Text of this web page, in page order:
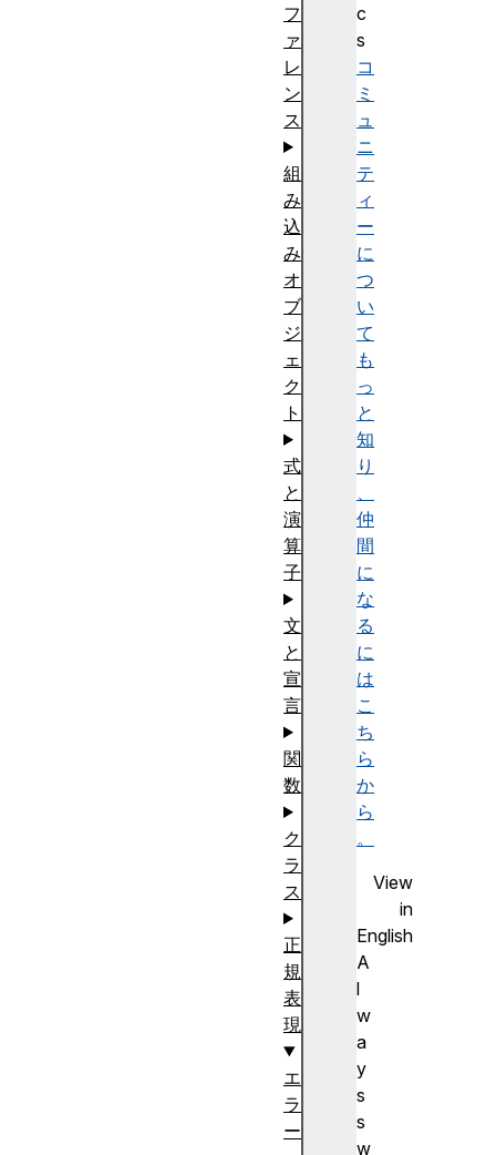
c
s
コ
ミ
ュ
ニ
テ
ィ
ー
に
つ
い
て
も
っ
と
知
り
、
仲
間
に
な
る
に
は
こ
ち
ら
か
ら
。
View
in
English
A
l
w
a
y
s
s
w
フ
ァ
レ
ン
ス
組
み
込
み
オ
ブ
ジ
ェ
ク
ト
式
と
演
算
子
文
と
宣
言
関
数
ク
ラ
ス
正
規
表
現
エ
ラ
ー